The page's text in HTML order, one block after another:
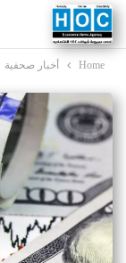
Home أخبار صحفية